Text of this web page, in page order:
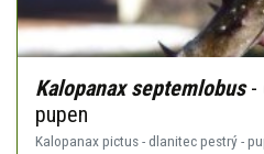
Kalopanax septemlobus-
pupen
Kalopanax pictus - dlanitec pestrý -